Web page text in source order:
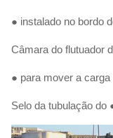
● instalado no bordo
Câmara do flutuador
● para mover a carga
Selo da tubulação do